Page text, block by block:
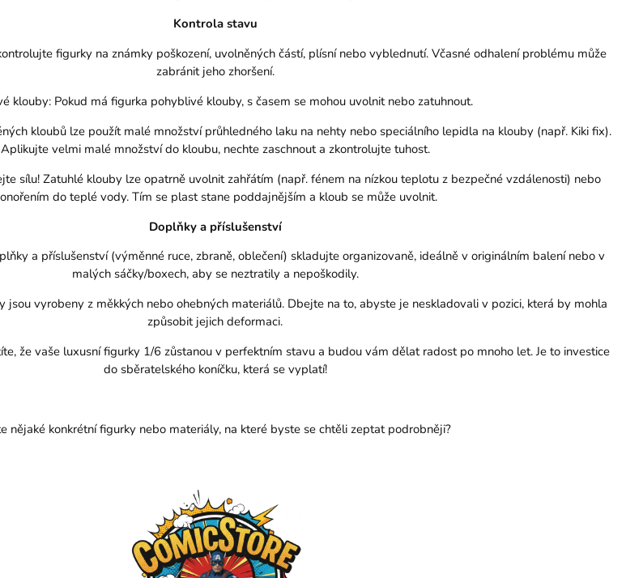
Kontrola stavu
figurky na známky poškození, uvolněných částí, plísní nebo vyblednutí. Včasné odhalení problému může
zabránit jeho zhoršení.
klouby: Pokud má figurka pohyblivé klouby, s časem se mohou uvolnit nebo zatuhnout.
kloubů lze použít malé množství průhledného laku na nehty nebo speciálního lepidla na klouby (např. Kiki fix).
Aplikujte velmi malé množství do kloubu, nechte zaschnout a zkontrolujte tuhost.
sílu! Zatuhlé klouby lze opatrně uvolnit zahřátím (např. fénem na nízkou teplotu z bezpečné vzdálenosti) nebo
do teplé vody. Tím se plast stane poddajnějším a kloub se může uvolnit.
Doplňky a příslušenství
a příslušenství (výměnné ruce, zbraně, oblečení) skladujte organizovaně, ideálně v originálním balení nebo v
malých sáčky/boxech, aby se neztratily a nepoškodily.
jsou vyrobeny z měkkých nebo ohebných materiálů. Dbejte na to, abyste je neskladovali v pozici, která by mohla
způsobit jejich deformaci.
že vaše luxusní figurky 1/6 zůstanou v perfektním stavu a budou vám dělat radost po mnoho let. Je to investice
do sběratelského koníčku, která se vyplatí!
nějaké konkrétní figurky nebo materiály, na které byste se chtěli zeptat podrobněji?